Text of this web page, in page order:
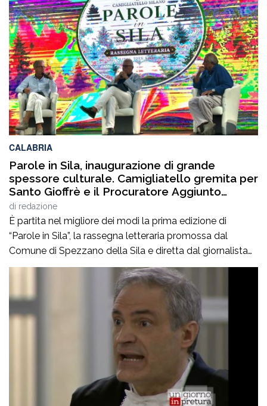
portato nell’entroterra calabrese autorevoli protagonisti
della cultura italiana e internazionale, anche per
quest’annoLYRIKS – Laboratorio Interdisciplinare […]
CALABRIA
Parole in Sila, inaugurazione di grande
spessore culturale. Camigliatello gremita per
Santo Gioffrè e il Procuratore Aggiunto
Stefano Musolino
di redazione
È partita nel migliore dei modi la prima edizione di
“Parole in Sila”, la rassegna letteraria promossa dal
Comune di Spezzano della Sila e diretta dal giornalista
Pasquale Motta, che fino al 19 agosto porterà a
Camigliatello Silano alcuni tra i più autorevoli
protagonisti del panorama culturale e istituzionale
italiano. Nella splendida cornice di Piazza […]